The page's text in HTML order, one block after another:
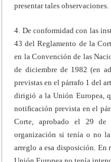
presentar tales observaciones.
4. De conformidad con las
43 del Reglamento de la
en la Convención de las
de diciembre de 1982 (en
previstas en el párrafo 1 del
dirigió a la Unión Europea,
notiﬁcación prevista en el
Corte, aprobado el 29 de
organización si tenía o no
arreglo a esa disposición. En